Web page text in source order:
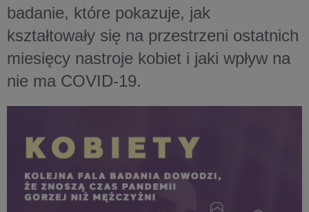
badanie, które pokazuje, jak
kształtowały się na przestrzeni ostatnich
miesięcy nastroje kobiet i jaki wpływ na
nie ma COVID-19.